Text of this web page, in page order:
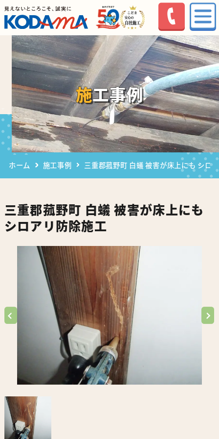
施工事例
ホーム 施工事例 三重郡菰野町 白蟻 被害が床上にも シロ
三重郡菰野町 白蟻 被害が床上にも
シロアリ防除施工